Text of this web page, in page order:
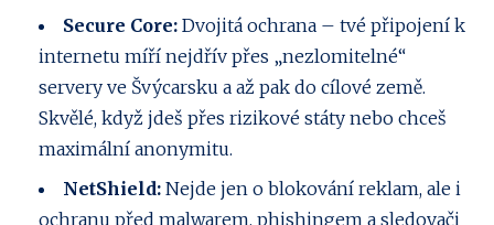
Secure Core: Dvojitá ochrana – tvé připojení k
internetu míří nejdřív přes „nezlomitelné“
servery ve Švýcarsku a až pak do cílové země.
Skvělé, když jdeš přes rizikové státy nebo chceš
maximální anonymitu.
NetShield: Nejde jen o blokování reklam, ale i
ochranu před malwarem, phishingem a sledovači